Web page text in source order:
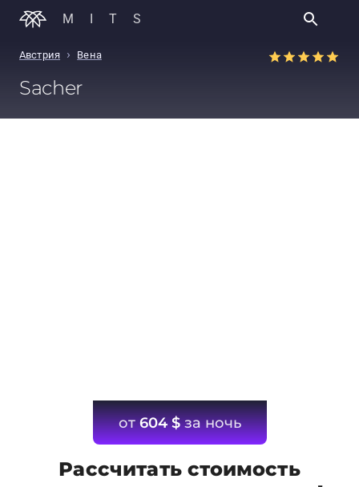
MITS
Австрия › Вена
Sacher
от604 $за ночь
Рассчитать стоимость